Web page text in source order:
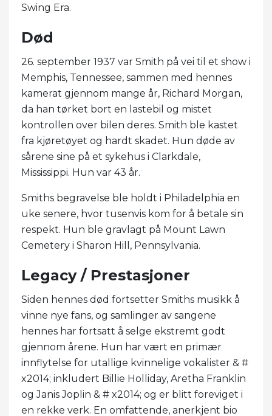
Swing Era.
Død
26. september 1937 var Smith på vei til et show i
Memphis, Tennessee, sammen med hennes
kamerat gjennom mange år, Richard Morgan,
da han tørket bort en lastebil og mistet
kontrollen over bilen deres. Smith ble kastet
fra kjøretøyet og hardt skadet. Hun døde av
sårene sine på et sykehus i Clarkdale,
Mississippi. Hun var 43 år.
Smiths begravelse ble holdt i Philadelphia en
uke senere, hvor tusenvis kom for å betale sin
respekt. Hun ble gravlagt på Mount Lawn
Cemetery i Sharon Hill, Pennsylvania.
Legacy / Prestasjoner
Siden hennes død fortsetter Smiths musikk å
vinne nye fans, og samlinger av sangene
hennes har fortsatt å selge ekstremt godt
gjennom årene. Hun har vært en primær
innflytelse for utallige kvinnelige vokalister & #
x2014; inkludert Billie Holliday, Aretha Franklin
og Janis Joplin & # x2014; og er blitt foreviget i
en rekke verk. En omfattende, anerkjent bio